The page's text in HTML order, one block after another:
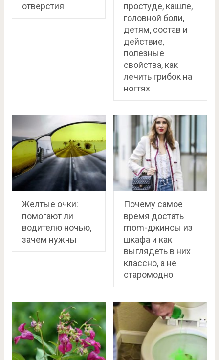
отверстия
простуде, кашле,
головной боли,
детям, состав и
действие,
полезные
свойства, как
лечить грибок на
ногтях
Желтые очки:
помогают ли
водителю ночью,
зачем нужны
Почему самое
время достать
mom-джинсы из
шкафа и как
выглядеть в них
классно, а не
старомодно